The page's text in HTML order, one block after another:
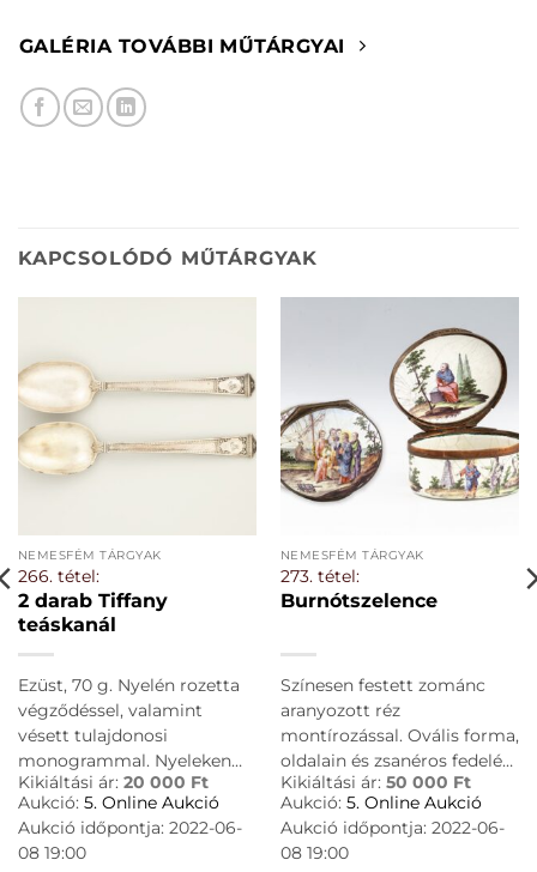
GALÉRIA TOVÁBBI MŰTÁRGYAI
KAPCSOLÓDÓ MŰTÁRGYAK
NEMESFÉM TÁRGYAK
266. tétel:
2 darab Tiffany
teáskanál
Ezüst, 70 g. Nyelén rozetta
végződéssel, valamint
vésett tulajdonosi
monogrammal. Nyeleken
jelzett: TIFFANY & Co. PAT.
1916. H.: 15 cm
Kikiáltási ár: 20 000 Ft
Aukció: 5. Online Aukció
Aukció időpontja: 2022-06-
08 19:00
NEMESFÉM TÁRGYAK
273. tétel:
Burnótszelence
Színesen festett zománc
aranyozott réz
montírozással. Ovális forma,
oldalain és zsanéros fedelén
bibliai jelenetekkel, alján
toronnyal. Zománc sérült.
Feltehetően osztrák, XVIII.
század közepe. M. : 7,5 × 6,5 ×
Kikiáltási ár: 50 000 Ft
Aukció: 5. Online Aukció
Aukció időpontja: 2022-06-
08 19:00